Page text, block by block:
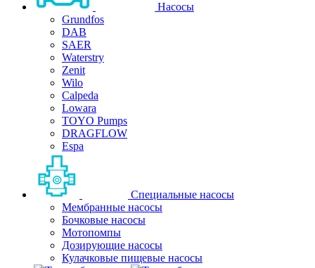
Насосы
Grundfos
DAB
SAER
Waterstry
Zenit
Wilo
Calpeda
Lowara
TOYO Pumps
DRAGFLOW
Espa
Специальные насосы
Мембранные насосы
Бочковые насосы
Мотопомпы
Дозирующие насосы
Кулачковые пищевые насосы